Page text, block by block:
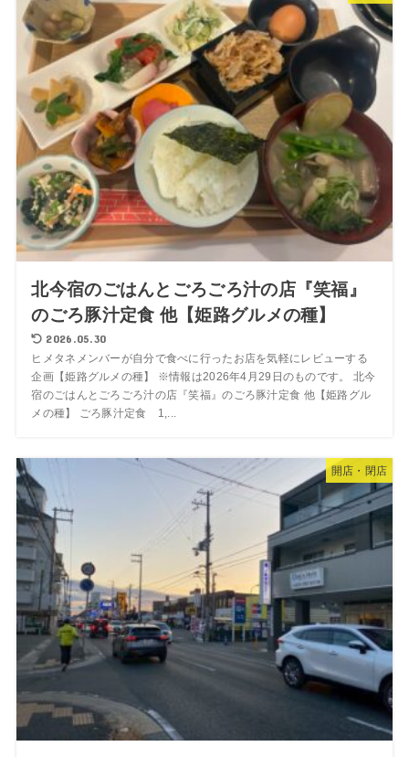
北今宿のごはんとごろごろ汁の店『笑福』
のごろ豚汁定食 他【姫路グルメの種】
2026.05.30
ヒメタネメンバーが自分で食べに行ったお店を気軽にレビューする
企画【姫路グルメの種】 ※情報は2026年4月29日のものです。 北今
宿のごはんとごろごろ汁の店『笑福』のごろ豚汁定食 他【姫路グル
メの種】 ごろ豚汁定食 1,...
開店・閉店